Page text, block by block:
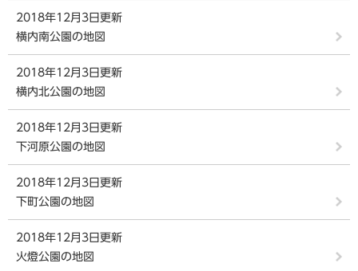
2018年12月3日更新
横内南公園の地図
2018年12月3日更新
横内北公園の地図
2018年12月3日更新
下河原公園の地図
2018年12月3日更新
下町公園の地図
2018年12月3日更新
火燈公園の地図